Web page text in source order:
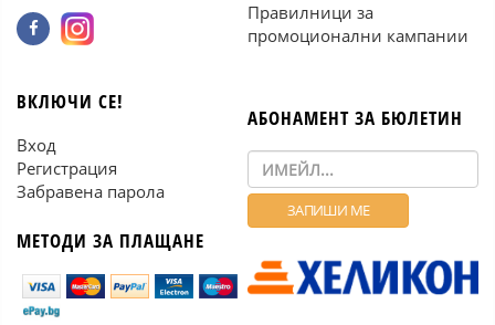
Правилници за
промоционални кампании
ВКЛЮЧИ СЕ!
Вход
Регистрация
Забравена парола
МЕТОДИ ЗА ПЛАЩАНЕ
АБОНАМЕНТ ЗА БЮЛЕТИН